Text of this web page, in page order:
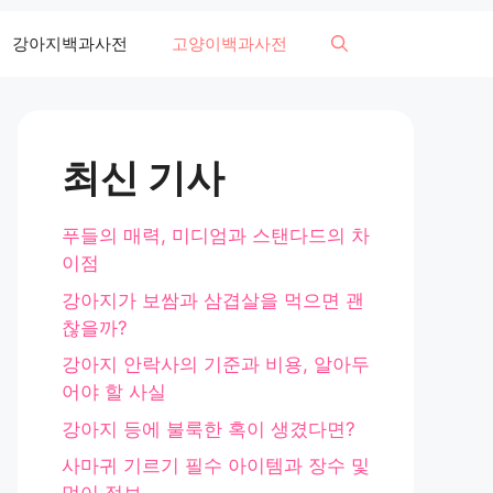
강아지백과사전 고양이백과사전
최신 기사
푸들의 매력, 미디엄과 스탠다드의 차
이점
강아지가 보쌈과 삼겹살을 먹으면 괜
찮을까?
강아지 안락사의 기준과 비용, 알아두
어야 할 사실
강아지 등에 불룩한 혹이 생겼다면?
사마귀 기르기 필수 아이템과 장수 및